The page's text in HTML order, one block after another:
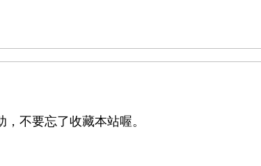
不要忘了收藏本站喔。